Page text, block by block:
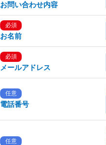
お問い合わせ内容
必須
お名前
必須
メールアドレス
任意
電話番号
任意